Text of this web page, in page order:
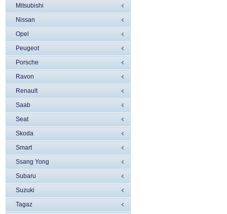
Mitsubishi
Nissan
Opel
Peugeot
Porsche
Ravon
Renault
Saab
Seat
Skoda
Smart
Ssang Yong
Subaru
Suzuki
Tagaz